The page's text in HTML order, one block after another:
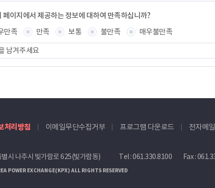
페이지에서 제공하는 정보에 대하여 만족하십니까?
만족
만족 보통 불만족
매우불만족
처리방침 이메일무단수집거부 프로그램 다운로드 전자메
시 나주시 빛가람로 625(빛가람동) Tel :061.330.8100 Fax :
POWER EXCHANGE(KPX) ALL RIGHTS RESERVED